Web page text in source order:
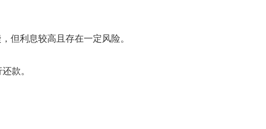
但利息较高且存在一定风险。
款。